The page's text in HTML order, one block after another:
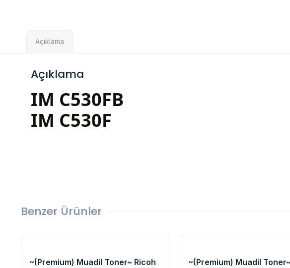
Açıklama
Açıklama
IM C530FB
IM C530F
Benzer Ürünler
~(Premium) Muadil Toner~ Ricoh
~(Premium) Muadil